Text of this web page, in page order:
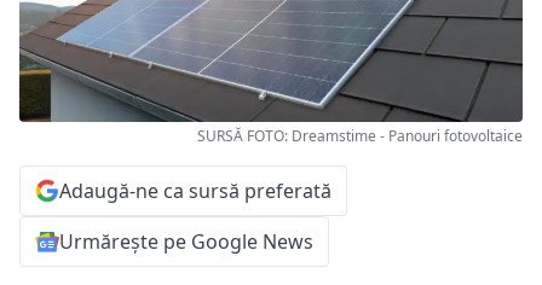
SURSĂ FOTO: Dreamstime - Panouri fotovoltaice
Adaugă-ne ca sursă preferată
Urmărește pe Google News